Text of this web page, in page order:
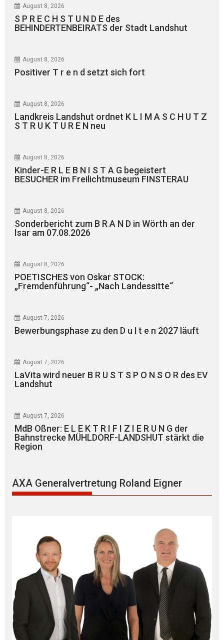
August 8, 2026
S P R E C H S T U N D E des
BEHINDERTENBEIRATS der Stadt Landshut
August 8, 2026
Positiver T r e n d setzt sich fort
August 8, 2026
Landkreis Landshut ordnet K L I M A S C H U T Z
S T R U K T U R E N neu
August 8, 2026
Kinder-E R L E B N I S T A G begeistert
BESUCHER im Freilichtmuseum FINSTERAU
August 8, 2026
Sonderbericht zum B R A N D in Wörth an der
Isar am 07.08.2026
August 8, 2026
POETISCHES von Oskar STOCK:
„Fremdenführung“- „Nach Landessitte“
August 7, 2026
Bewerbungsphase zu den D u l t e n 2027 läuft
August 7, 2026
LaVita wird neuer B R U S T S P O N S O R des EV
Landshut
August 7, 2026
MdB Oßner: E L E K T R I F I Z I E R U N G der
Bahnstrecke MÜHLDORF-LANDSHUT stärkt die
Region
AXA Generalvertretung Roland Eigner